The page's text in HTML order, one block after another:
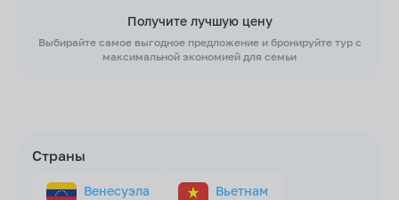
Получите лучшую цену
Выбирайте самое выгодное предложение и бронируйте тур с
максимальной экономией для семьи
Страны
Венесуэла Вьетнам